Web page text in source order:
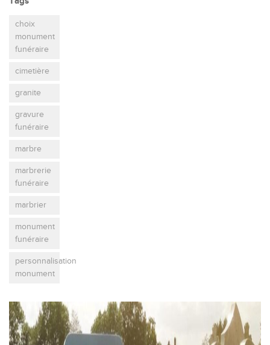
choix
monument
funéraire
cimetière
granite
gravure
funéraire
marbre
marbrerie
funéraire
marbrier
monument
funéraire
personnalisation
monument